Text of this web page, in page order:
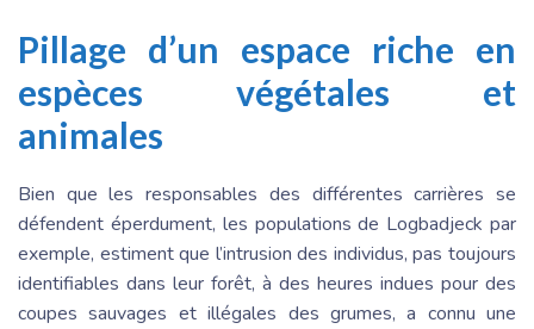
Pillage d’un espace riche en
espèces végétales et
animales
Bien que les responsables des différentes carrières se
défendent éperdument, les populations de Logbadjeck par
exemple, estiment que l’intrusion des individus, pas toujours
identifiables dans leur forêt, à des heures indues pour des
coupes sauvages et illégales des grumes, a connu une